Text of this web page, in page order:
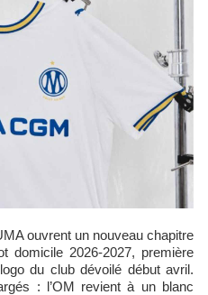
domicile 2026-2027, première
du club dévoilé début avril.
: l’OM revient à un blanc